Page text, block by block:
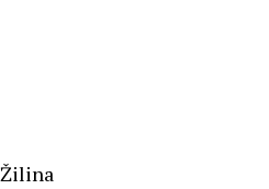
Žilina